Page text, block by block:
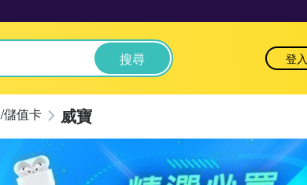
搜尋 登入
儲值卡 威寶